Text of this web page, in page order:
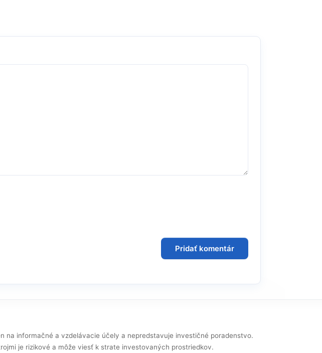
na informačné a vzdelávacie účely a nepredstavuje investičné poradenstvo.
je rizikové a môže viesť k strate investovaných prostriedkov.